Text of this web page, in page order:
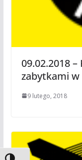
09.02.2018
zabytkami w
9 lutego, 2018